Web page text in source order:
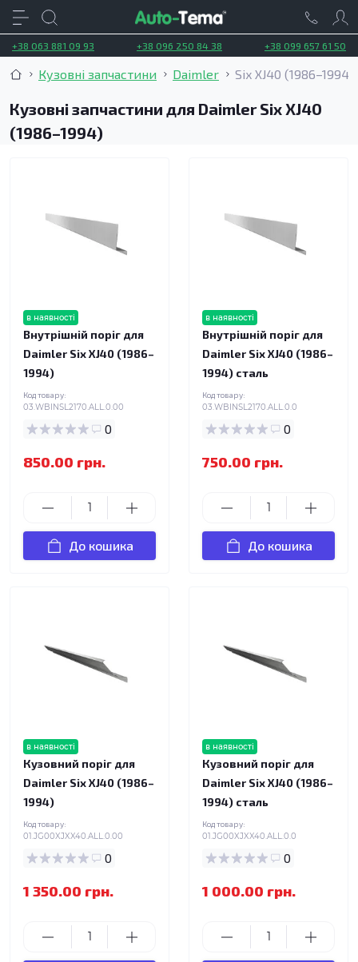
+38 063 881 09 93 +38 096 250 84 38 +38 099 657 61 50
Кузовні запчастини Daimler Six XJ40 (1986–1994)
Кузовні запчастини для Daimler Six XJ40
(1986–1994)
в наявності
Внутрішній поріг для
Daimler Six XJ40 (1986–
1994)
Код товару:
03.WBINSL2170.ALL.0.00
0
850.00 грн.
До кошика
в наявності
Внутрішній поріг для
Daimler Six XJ40 (1986–
1994) сталь
Код товару:
03.WBINSL2170.ALL.0.0
0
750.00 грн.
До кошика
в наявності
Кузовний поріг для
Daimler Six XJ40 (1986–
1994)
Код товару:
01.JG00XJXX40.ALL.0.00
0
1 350.00 грн.
в наявності
Кузовний поріг для
Daimler Six XJ40 (1986–
1994) сталь
Код товару:
01.JG00XJXX40.ALL.0.0
0
1 000.00 грн.